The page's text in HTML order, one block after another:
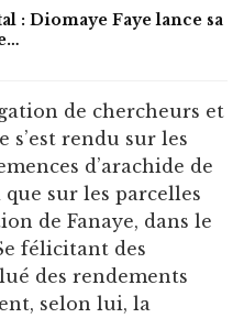
: Diomaye Faye lance sa
de chercheurs et
s’est rendu sur les
d’arachide de
sur les parcelles
de Fanaye, dans le
félicitant des
des rendements
selon lui, la